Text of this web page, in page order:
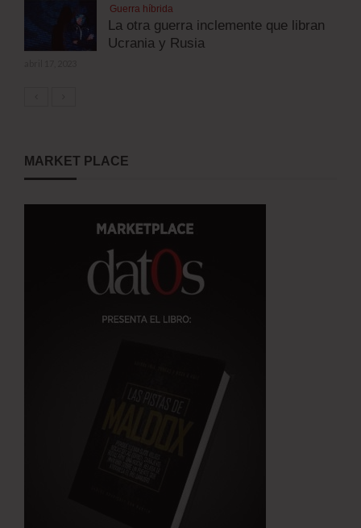
Guerra híbrida
La otra guerra inclemente que libran
Ucrania y Rusia
MARKET PLACE